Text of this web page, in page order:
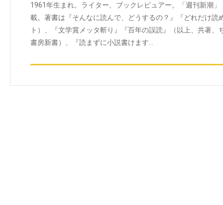
1961年生まれ。ライター、ブックレビュアー。「週刊新潮
載。著書は『そんなに読んで、どうするの？』『どれだけ読
ト）、『文学賞メッタ斬り』『百年の誤読』（以上、共著
書房新書）、『読まずに小説書けます…